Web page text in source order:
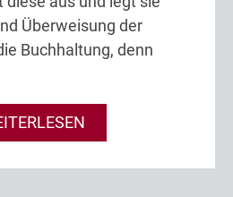
Überweisung der
Buchhaltung, denn